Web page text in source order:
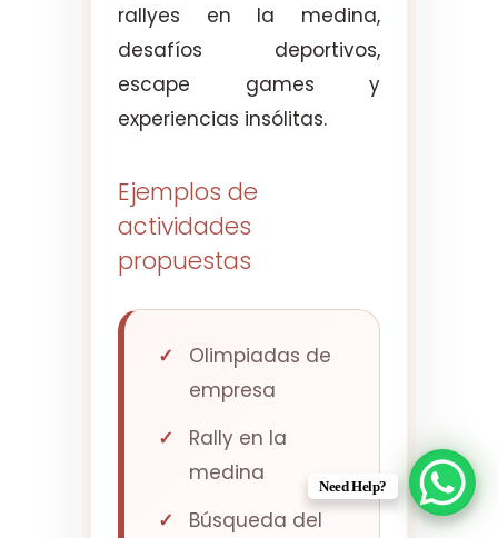
rallyes en la medina,
desafíos deportivos,
escape games y
experiencias insólitas.
Ejemplos de
actividades
propuestas
Olimpiadas de
empresa
Rally en la
medina
Búsqueda del
Need Help?